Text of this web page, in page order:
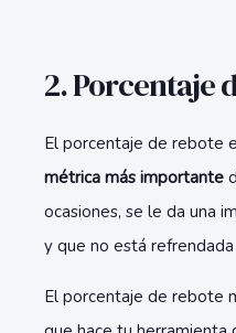
2. Porcentaje
El porcentaje de rebote
métrica más importante
ocasiones, se le da una
y que no está
El porcentaje de rebote